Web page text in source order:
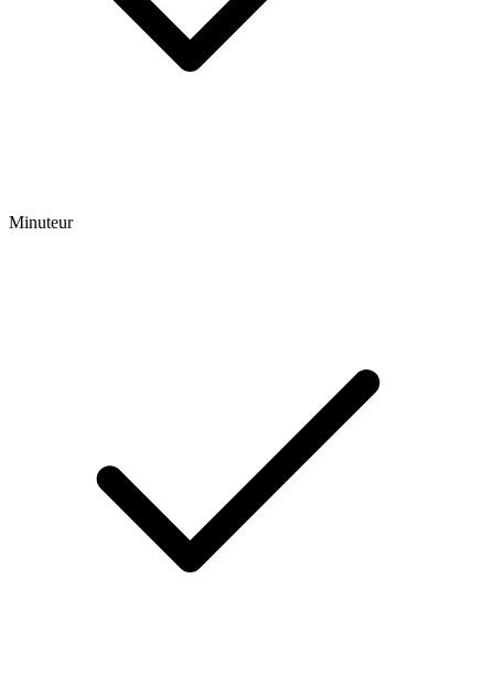
Minuteur